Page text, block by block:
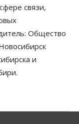
на 40%
горчицы
вручили
связи,
Общество
и